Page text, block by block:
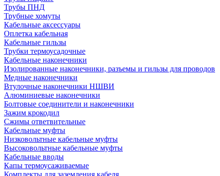
Трубы ПНД
Трубные хомуты
Кабельные аксессуары
Оплетка кабельная
Кабельные гильзы
Трубки термоусадочные
Кабельные наконечники
Изолированные наконечники, разъемы и гильзы для проводов
Медные наконечники
Втулочные наконечники НШВИ
Алюминиевые наконечники
Болтовые соединители и наконечники
Зажим крокодил
Сжимы ответвительные
Кабельные муфты
Низковольтные кабельные муфты
Высоковольтные кабельные муфты
Кабельные вводы
Капы термоусаживаемые
Комплекты для заземления кабеля